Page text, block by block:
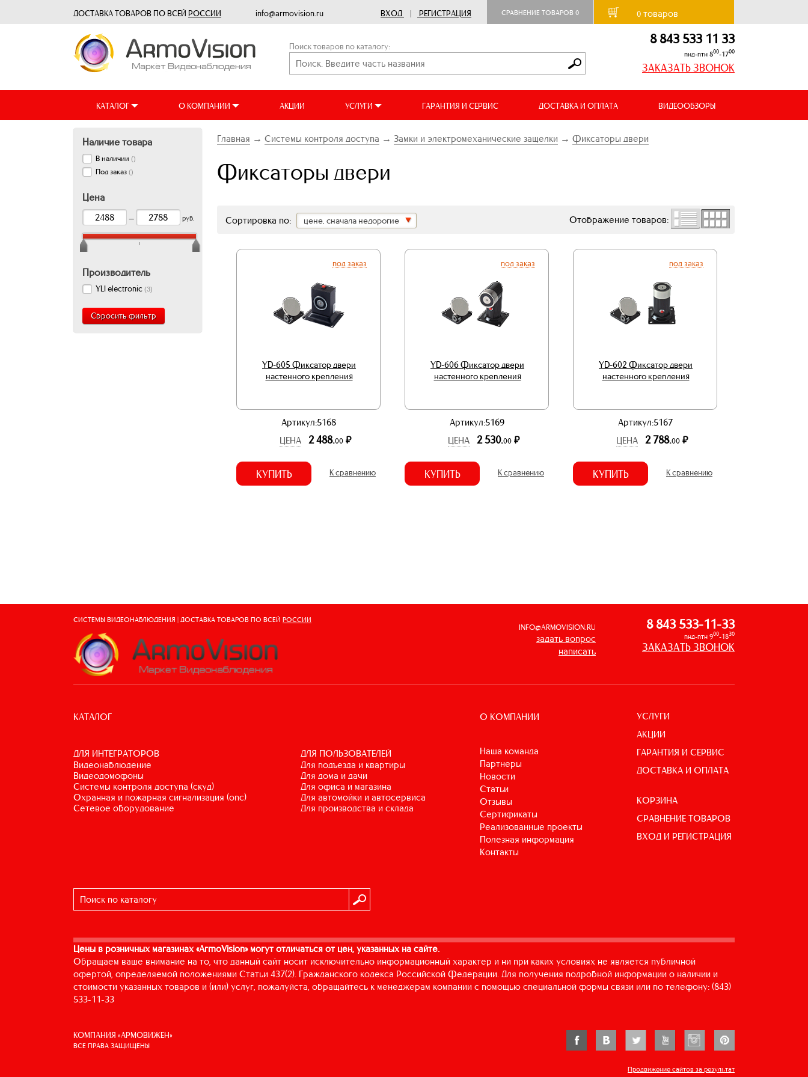
ДОСТАВКА ТОВАРОВ ПО ВСЕЙ РОССИИ info@armovision.ru ВХОД | РЕГИСТРАЦИЯ СРАВНЕНИЕ ТОВАРОВ 0 0товаров
Поиск товаров по каталогу: 8 843 533 11 33
пнд-птн 800-1700
ЗАКАЗАТЬ ЗВОНОК
КАТАЛОГ О КОМПАНИИ АКЦИИ УСЛУГИ ГАРАНТИЯ И СЕРВИС ДОСТАВКА И ОПЛАТА ВИДЕООБЗОРЫ
Наличие товара
В наличии ()
Под заказ ()
Цена
— руб.
Производитель
YLI electronic (3)
Сбросить фильтр
Главная → Системы контроля доступа → Замки и электромеханические защелки → Фиксаторы двери
Фиксаторы двери
Отображение товаров:
Сортировка по: цене, сначала недорогие
под заказ
YD-605 Фиксатор двери
настенного крепления
Артикул:5168
ЦЕНА
2 488.00 р.
КУПИТЬ К сравнению
под заказ
YD-606 Фиксатор двери
настенного крепления
Артикул:5169
ЦЕНА
2 530.00 р.
КУПИТЬ К сравнению
под заказ
YD-602 Фиксатор двери
настенного крепления
Артикул:5167
ЦЕНА
2 788.00 р.
КУПИТЬ К сравнению
СИСТЕМЫ ВИДЕОНАБЛЮДЕНИЯ | ДОСТАВКА ТОВАРОВ ПО ВСЕЙ РОССИИ
INFO@ARMOVISION.RU
задать вопрос
написать
8 843 533-11-33
пнд-птн 900-1830
ЗАКАЗАТЬ ЗВОНОК
КАТАЛОГ
ДЛЯ ИНТЕГРАТОРОВ
видеонаблюдение
видеодомофоны
системы контроля доступа (скуд)
охранная и пожарная сигнализация (опс)
сетевое оборудование
ДЛЯ ПОЛЬЗОВАТЕЛЕЙ
для подъезда и квартиры
для дома и дачи
для офиса и магазина
для автомойки и автосервиса
для производства и склада
О КОМПАНИИ
Наша команда
Партнеры
Новости
Статьи
Отзывы
Сертификаты
Реализованные проекты
Полезная информация
Контакты
УСЛУГИ
АКЦИИ
ГАРАНТИЯ И СЕРВИС
ДОСТАВКА И ОПЛАТА
КОРЗИНА
СРАВНЕНИЕ ТОВАРОВ
ВХОД И РЕГИСТРАЦИЯ
Цены в розничных магазинах «ArmoVision» могут отличаться от цен, указанных на сайте.
Обращаем ваше внимание на то, что данный сайт носит исключительно информационный характер и ни при каких условиях не является публичной
офертой, определяемой положениями Статьи 437(2). Гражданского кодекса Российской Федерации. Для получения подробной информации о наличии и
стоимости указанных товаров и (или) услуг, пожалуйста, обращайтесь к менеджерам компании с помощью специальной формы связи или по телефону: (843)
533-11-33
КОМПАНИЯ «АРМОВИЖЕН»
ВСЕ ПРАВА ЗАЩИЩЕНЫ
Продвижение сайтов за результат